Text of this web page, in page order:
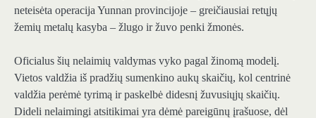
neteisėta operacija Yunnan provincijoje – greičiausiai retųjų
žemių metalų kasyba – žlugo ir žuvo penki žmonės.
Oficialus šių nelaimių valdymas vyko pagal žinomą modelį.
Vietos valdžia iš pradžių sumenkino aukų skaičių, kol centrinė
valdžia perėmė tyrimą ir paskelbė didesnį žuvusiųjų skaičių.
Dideli nelaimingi atsitikimai yra dėmė pareigūnų įrašuose, dėl